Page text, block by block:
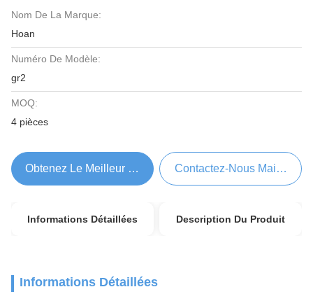
Nom De La Marque:
Hoan
Numéro De Modèle:
gr2
MOQ:
4 pièces
Obtenez Le Meilleur Prix Contactez-Nous Maintenant
Informations Détaillées Description Du Produit
Informations Détaillées